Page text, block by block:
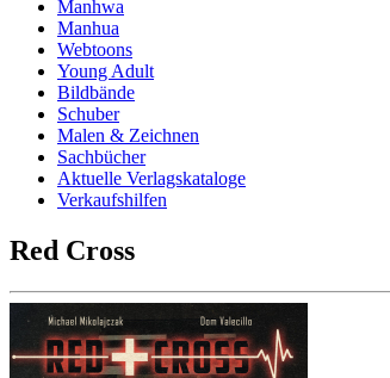
Manhwa
Manhua
Webtoons
Young Adult
Bildbände
Schuber
Malen & Zeichnen
Sachbücher
Aktuelle Verlagskataloge
Verkaufshilfen
Red Cross